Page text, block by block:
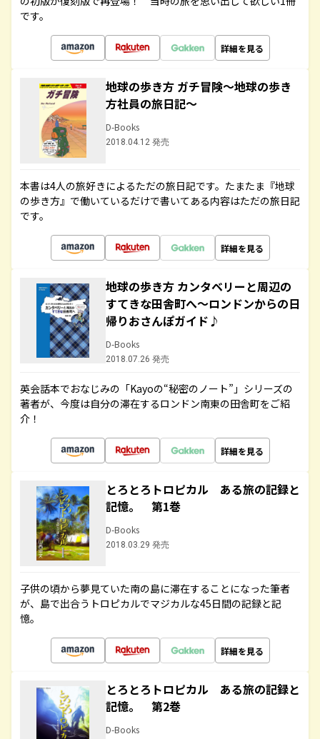
です。
詳細を見る
地球の歩き方 ガチ冒険～地球の歩き
方社員の旅日記～
D-Books
2018.04.12 発売
本書は4人の旅好きによるただの旅日記です。たまたま『地球
の歩き方』で働いているだけで書いてある内容はただの旅日記
です。
詳細を見る
地球の歩き方 カンタベリーと周辺の
すてきな田舎町へ～ロンドンからの日
帰りおさんぽガイド♪
D-Books
2018.07.26 発売
英会話本でおなじみの「Kayoの“秘密のノート”」シリーズの
著者が、今度は自分の滞在するロンドン南東の田舎町をご紹
介！
詳細を見る
とろとろトロピカル ある旅の記録と
記憶。 第1巻
D-Books
2018.03.29 発売
子供の頃から夢見ていた南の島に滞在することになった筆者
が、島で出合うトロピカルでマジカルな45日間の記録と記
憶。
詳細を見る
とろとろトロピカル ある旅の記録と
記憶。 第2巻
D-Books